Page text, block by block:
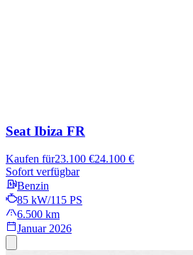
Seat Ibiza FR
Kaufen für23.100 €24.100 €
Sofort verfügbar
Benzin
85 kW/115 PS
6.500 km
Januar 2026